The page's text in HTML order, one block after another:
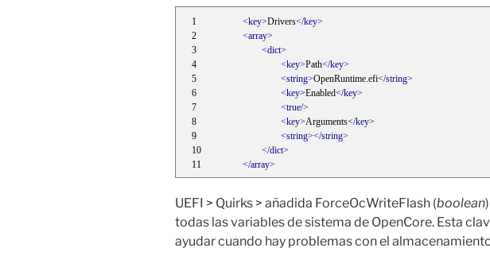
<key>Drivers</key>
<array>
<dict>
<key>Path</key>
<string>OpenRuntime.efi</string>
<key>Enabled</key>
<true/>
<key>Arguments</key>
<string></string>
</dict>
</array>
UEFI > Quirks > añadida ForceOcWriteFlash (boolean
todas las variables de sistema de OpenCore. Esta
ayudar cuando hay problemas con el